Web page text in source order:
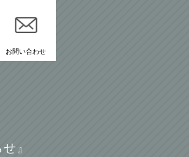
お問い合わせ
』